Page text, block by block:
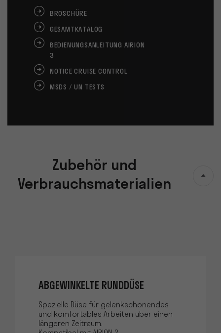
BROSCHÜRE
GESAMTKATALOG
BEDIENUNGSANLEITUNG AIRION
3
NOTICE CRUISE CONTROL
MSDS / UN TESTS
Zubehör und
Verbrauchsmaterialien
ABGEWINKELTE RUNDDÜSE
Spezielle Düse für gelenkschonendes
und komfortables Arbeiten über einen
längeren Zeitraum.